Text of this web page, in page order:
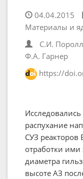
04.04.2015
Материалы и
С.И.
Ф.А. Гарнер
https://
распухание
СУЗ
отработки ими
диаметра
высоте АЗ